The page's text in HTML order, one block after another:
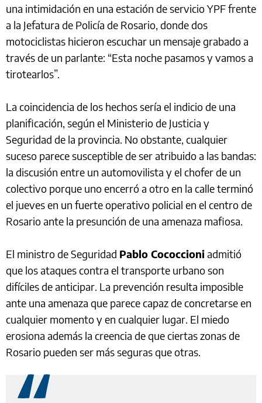
una intimidación en una estación de servicio YPF frente
a la Jefatura de Policía de Rosario, donde dos
motociclistas hicieron escuchar un mensaje grabado a
través de un parlante: “Esta noche pasamos y vamos a
tirotearlos”.
La coincidencia de los hechos sería el indicio de una
planificación, según el Ministerio de Justicia y
Seguridad de la provincia. No obstante, cualquier
suceso parece susceptible de ser atribuido a las bandas:
la discusión entre un automovilista y el chofer de un
colectivo porque uno encerró a otro en la calle terminó
el jueves en un fuerte operativo policial en el centro de
Rosario ante la presunción de una amenaza mafiosa.
El ministro de Seguridad Pablo Cococcioniadmitió
que los ataques contra el transporte urbano son
difíciles de anticipar. La prevención resulta imposible
ante una amenaza que parece capaz de concretarse en
cualquier momento y en cualquier lugar. El miedo
erosiona además la creencia de que ciertas zonas de
Rosario pueden ser más seguras que otras.